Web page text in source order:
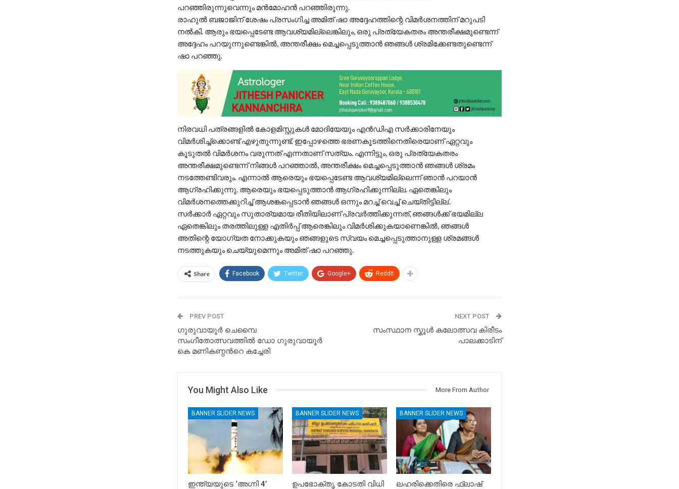
പറഞ്ഞിരുന്നുവെന്നും മന്‍മോഹന്‍ പറഞ്ഞിരുന്നു.
രാഹുല്‍ ബജാജിന് ശേഷം പ്രസംഗിച്ച അമിത് ഷാ അദ്ദേഹത്തിന്റെ വിമര്‍ശനത്തിന് മറുപടി
നല്‍കി. ആരും ഭയപ്പെടേണ്ട ആവശ്യമില്ലെങ്കിലും, ഒരു പ്രത്യേകതരം അന്തരീക്ഷമുണ്ടെന്ന്
അദ്ദേഹം പറയുന്നുണ്ടെങ്കില്‍, അന്തരീക്ഷം മെച്ചപ്പെടുത്താന്‍ ഞങ്ങള്‍ ശ്രമിക്കേണ്ടതുണ്ടെന്ന്
ഷാ പറഞ്ഞു.
നിരവധി പത്രങ്ങളില്‍ കോളമിസ്റ്റുകള്‍ മോദിയേയും എന്‍ഡിഎ സര്‍ക്കാരിനേയും
വിമര്‍ശിച്ച്‌ക്കൊണ്ട് എഴുതുന്നുണ്ട്. ഇപ്പോഴത്തെ ഭരണകൂടത്തിനെതിരെയാണ് ഏറ്റവും
കൂടുതല്‍ വിമര്‍ശനം വരുന്നത് എന്നതാണ് സത്യം. എന്നിട്ടും, ഒരു പ്രത്യേകതരം
അന്തരീക്ഷമുണ്ടെന്ന് നിങ്ങള്‍ പറഞ്ഞാല്‍, അന്തരീക്ഷം മെച്ചപ്പെടുത്താന്‍ ഞങ്ങള്‍ ശ്രമം
നടത്തേണ്ടിവരും. എന്നാല്‍ ആരെയും ഭയപ്പെടേണ്ട ആവശ്യമില്ലെന്ന് ഞാന്‍ പറയാന്‍
ആഗ്രഹിക്കുന്നു. ആരെയും ഭയപ്പെടുത്താന്‍ ആഗ്രഹിക്കുന്നില്ല. ഏതെങ്കിലും
വിമര്‍ശനത്തെക്കുറിച്ച്‌ ആശങ്കപ്പെടാന്‍ ഞങ്ങള്‍ ഒന്നും മറച്ച്‌ വെച്ച്‌ ചെയ്തിട്ടില്ല’.
സര്‍ക്കാര്‍ ഏറ്റവും സുതാര്യമായ രീതിയിലാണ് പ്രവര്‍ത്തിക്കുന്നത്, ഞങ്ങള്‍ക്ക് ഭയമില്ല
ഏതെങ്കിലും തരത്തിലുള്ള എതിര്‍പ്പ് ആരെങ്കിലും വിമര്‍ശിക്കുകയാണെങ്കില്‍, ഞങ്ങള്‍
അതിന്റെ യോഗ്യത നോക്കുകയും ഞങ്ങളുടെ സ്വയം മെച്ചപ്പെടുത്താനുള്ള ശ്രമങ്ങള്‍
നടത്തുകയും ചെയ്യുമെന്നും അമിത് ഷാ പറഞ്ഞു.
Share Facebook Twitter Google+ ReddIt
PREV POST
ഗുരുവായൂര്‍ ചെമ്പൈ
സംഗീതോത്സവത്തില്‍ ഡോ ഗുരുവായൂര്‍
കെ മണികണ്ഠന്‍റെ കച്ചേരി
NEXT POST
സംസ്ഥാന സ്കൂള്‍ കലോത്സവ കിരീടം
പാലക്കാടിന്
You Might Also Like More From Author
BANNER SLIDER NEWS
ഇന്ത്യയുടെ ‘അഗ്നി 4’
BANNER SLIDER NEWS
ഉപഭോക്തൃ കോടതി വിധി
BANNER SLIDER NEWS
ലഹരിക്കെതിരെ ഫ്ലാഷ്